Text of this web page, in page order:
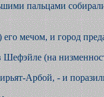
пальцами
мечом, и город
(на
Арбой, - и